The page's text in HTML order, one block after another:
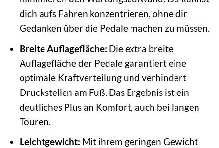
dich aufs Fahren konzentrieren, ohne dir
Gedanken über die Pedale machen zu müssen.
Breite Auflagefläche: Die extra breite
Auflagefläche der Pedale garantiert eine
optimale Kraftverteilung und verhindert
Druckstellen am Fuß. Das Ergebnis ist ein
deutliches Plus an Komfort, auch bei langen
Touren.
Leichtgewicht: Mit ihrem geringen Gewicht